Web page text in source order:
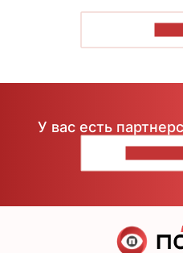
У вас есть